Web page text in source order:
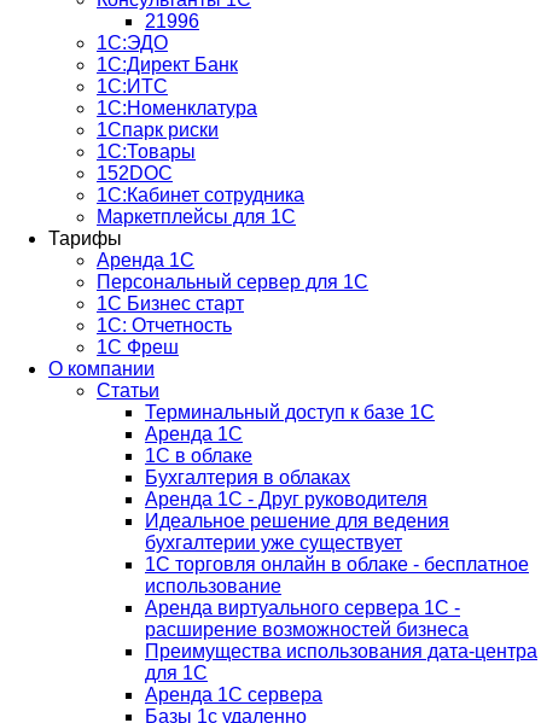
21996
1С:ЭДО
1С:Директ Банк
1С:ИТС
1С:Номенклатура
1Спарк риски
1С:Товары
152DOC
1С:Кабинет сотрудника
Маркетплейсы для 1С
Тарифы
Аренда 1С
Персональный сервер для 1С
1С Бизнес старт
1С: Отчетность
1C Фреш
О компании
Статьи
Терминальный доступ к базе 1С
Аренда 1С
1С в облаке
Бухгалтерия в облаках
Аренда 1С - Друг руководителя
Идеальное решение для ведения
бухгалтерии уже существует
1С торговля онлайн в облаке - бесплатное
использование
Аренда виртуального сервера 1С -
расширение возможностей бизнеса
Преимущества использования дата-центра
для 1С
Аренда 1С сервера
Базы 1с удаленно